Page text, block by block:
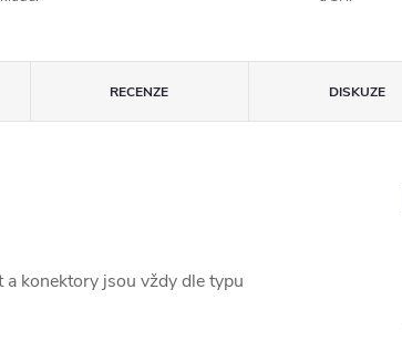
RECENZE DISKUZE
konektory jsou vždy dle typu